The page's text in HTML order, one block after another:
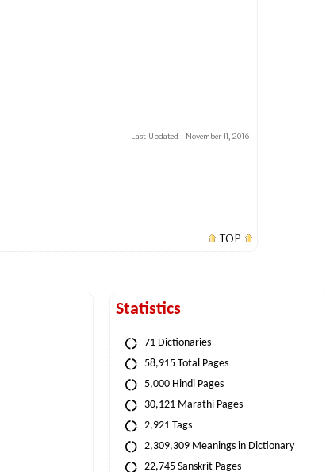
Last Updated : November 11, 2016
TOP
Statistics
71 Dictionaries
58,915 Total Pages
5,000 Hindi Pages
30,121 Marathi Pages
2,921 Tags
2,309,309 Meanings in Dictionary
22,745 Sanskrit Pages